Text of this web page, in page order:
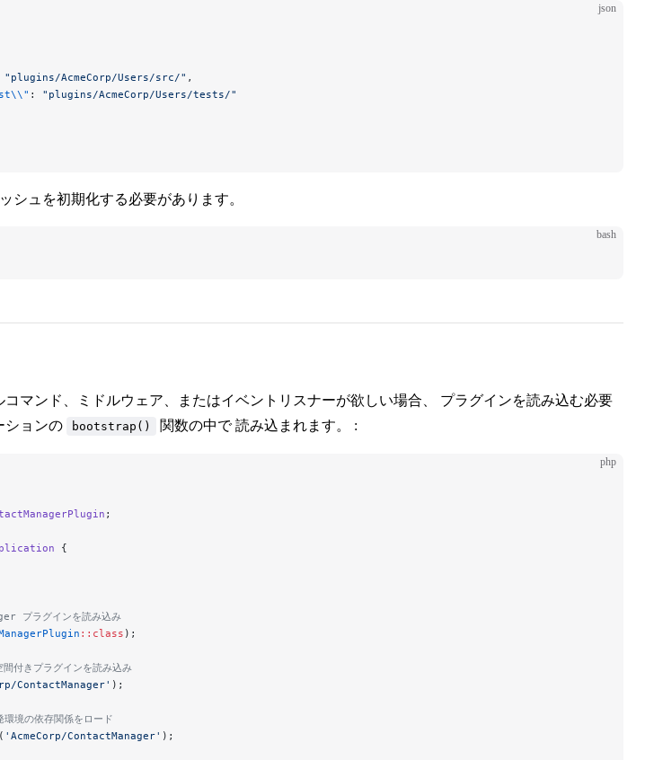
json
"plugins/AcmeCorp/Users/src/" ,
: "plugins/AcmeCorp/Users/tests/"
シュを初期化する必要があります。
bash
マンド、ミドルウェア、またはイベントリスナーが欲しい場合、 プラグインを読み込む必要
ションの
bootstrap() 関数の中で 読み込まれます。 :
php
;
{
プラグインを読み込み
::class );
付きプラグインを読み込み
ContactManager' );
境の依存関係をロード
( 'AcmeCorp/ContactManager' );